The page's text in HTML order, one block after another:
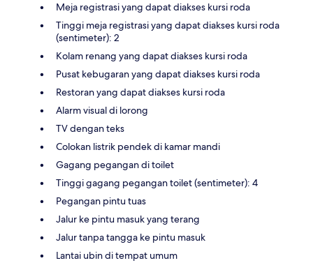
Meja registrasi yang dapat diakses kursi roda
Tinggi meja registrasi yang dapat diakses kursi roda
(sentimeter): 2
Kolam renang yang dapat diakses kursi roda
Pusat kebugaran yang dapat diakses kursi roda
Restoran yang dapat diakses kursi roda
Alarm visual di lorong
TV dengan teks
Colokan listrik pendek di kamar mandi
Gagang pegangan di toilet
Tinggi gagang pegangan toilet (sentimeter): 4
Pegangan pintu tuas
Jalur ke pintu masuk yang terang
Jalur tanpa tangga ke pintu masuk
Lantai ubin di tempat umum